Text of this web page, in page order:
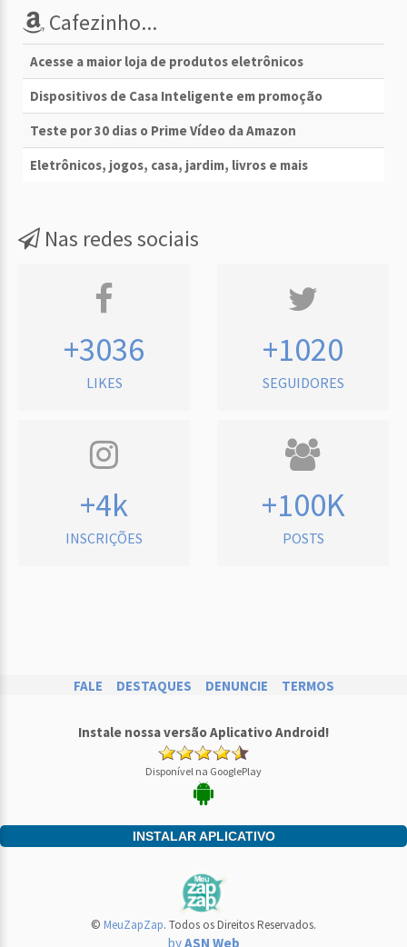
Cafezinho...
Acesse a maior loja de produtos eletrônicos
Dispositivos de Casa Inteligente em promoção
Teste por 30 dias o Prime Vídeo da Amazon
Eletrônicos, jogos, casa, jardim, livros e mais
Nas redes sociais
+3036
LIKES
+1020
SEGUIDORES
+4k
INSCRIÇÕES
+100K
POSTS
FALE DESTAQUES DENUNCIE TERMOS
Instale nossa versão Aplicativo Android!
Disponível na GooglePlay
INSTALAR APLICATIVO
© MeuZapZap. Todos os Direitos Reservados.
byASN Web